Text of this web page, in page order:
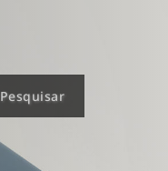
Pesquisar